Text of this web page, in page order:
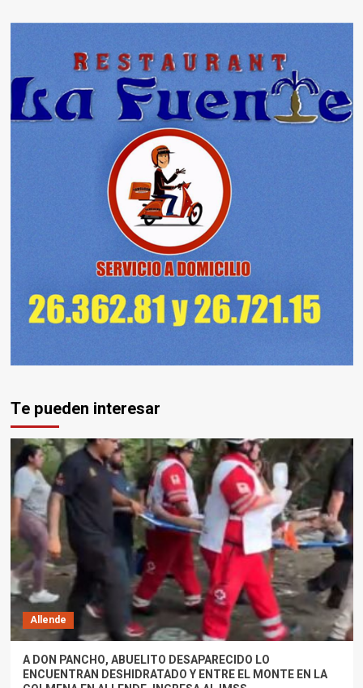
Te pueden interesar
Allende
A DON PANCHO, ABUELITO DESAPARECIDO LO
ENCUENTRAN DESHIDRATADO Y ENTRE EL MONTE EN LA